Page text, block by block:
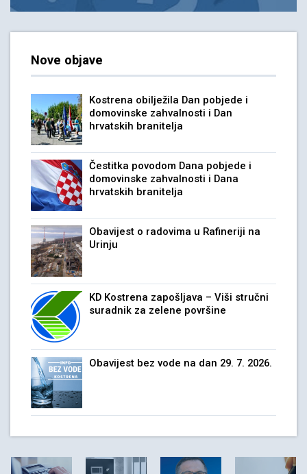
Nove objave
Kostrena obilježila Dan pobjede i
domovinske zahvalnosti i Dan
hrvatskih branitelja
Čestitka povodom Dana pobjede i
domovinske zahvalnosti i Dana
hrvatskih branitelja
Obavijest o radovima u Rafineriji na
Urinju
KD Kostrena zapošljava – Viši stručni
suradnik za zelene površine
Obavijest bez vode na dan 29. 7. 2026.